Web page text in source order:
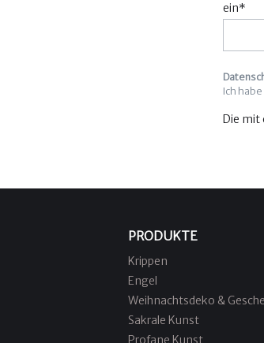
ein*
Ich
Die mit
PRODUKTE
Krippen
Engel
Weihnachtsdeko &
Sakrale Kunst
Profane Kunst